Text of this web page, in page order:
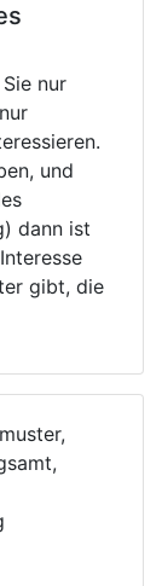
nur
und
dann ist
gibt, die